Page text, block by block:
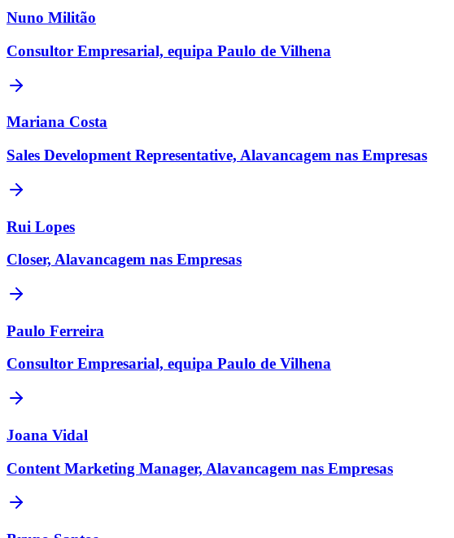
Nuno Militão
Consultor Empresarial, equipa Paulo de Vilhena
Mariana Costa
Sales Development Representative, Alavancagem nas Empresas
Rui Lopes
Closer, Alavancagem nas Empresas
Paulo Ferreira
Consultor Empresarial, equipa Paulo de Vilhena
Joana Vidal
Content Marketing Manager, Alavancagem nas Empresas